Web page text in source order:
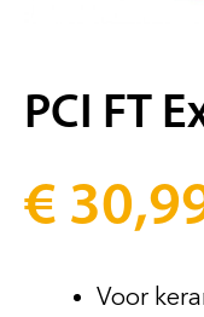
PCI FT
€
Voor